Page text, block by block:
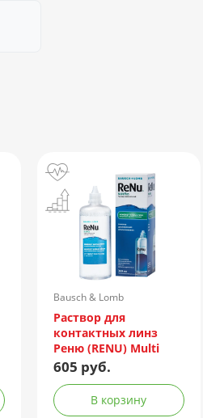
Bausch & Lomb
Incorporated/Италия
Раствор для
контактных линз
Реню (RENU) Multi
Plus 360мл +
контейнер
605 руб.
В корзину